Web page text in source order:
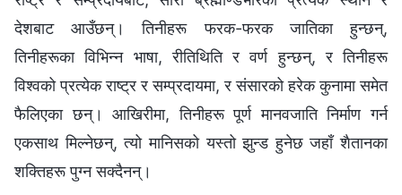
देशबाट आउँछन्। तिनीहरू फरक-फरक जातिका हुन्छन्,
तिनीहरूका विभिन्न भाषा, रीतिथिति र वर्ण हुन्छन्, र तिनीहरू
विश्‍वको प्रत्येक राष्ट्र र सम्प्रदायमा, र संसारको हरेक कुनामा समेत
फैलिएका छन्। आखिरीमा, तिनीहरू पूर्ण मानवजाति निर्माण गर्न
एकसाथ मिल्नेछन्, त्यो मानिसको यस्तो झुन्ड हुनेछ जहाँ शैतानका
शक्तिहरू पुग्न सक्दैनन्।